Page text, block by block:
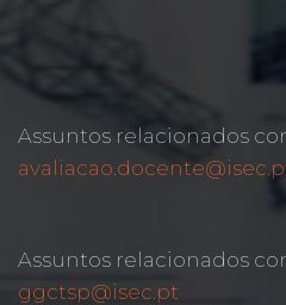
Assuntos relacionados
Assuntos relacionados
ggctsp@isec.pt